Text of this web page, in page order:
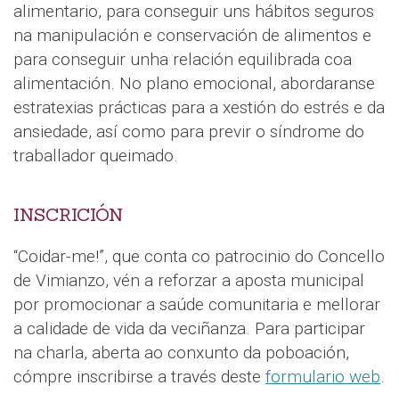
alimentario, para conseguir uns hábitos seguros
na manipulación e conservación de alimentos e
para conseguir unha relación equilibrada coa
alimentación. No plano emocional, abordaranse
estratexias prácticas para a xestión do estrés e da
ansiedade, así como para previr o síndrome do
traballador queimado.
INSCRICIÓN
“Coidar-me!”, que conta co patrocinio do Concello
de Vimianzo, vén a reforzar a aposta municipal
por promocionar a saúde comunitaria e mellorar
a calidade de vida da veciñanza. Para participar
na charla, aberta ao conxunto da poboación,
cómpre inscribirse a través deste formulario web.